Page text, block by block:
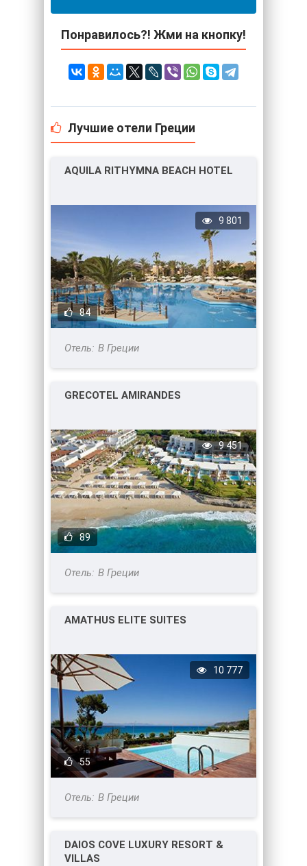
Понравилось?! Жми на кнопку!
Лучшие отели Греции
AQUILA RITHYMNA BEACH HOTEL
84
9 801
В Греции
GRECOTEL AMIRANDES
89
9 451
В Греции
AMATHUS ELITE SUITES
55
10 777
В Греции
DAIOS COVE LUXURY RESORT &
VILLAS